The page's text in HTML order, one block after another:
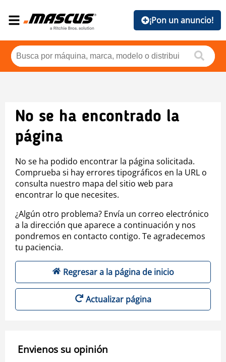
¡Pon un anuncio!
No se ha encontrado la
página
No se ha podido encontrar la página solicitada.
Comprueba si hay errores tipográficos en la URL o
consulta nuestro mapa del sitio web para
encontrar lo que necesites.
¿Algún otro problema? Envía un correo electrónico
a la dirección que aparece a continuación y nos
pondremos en contacto contigo. Te agradecemos
tu paciencia.
Regresar a la página de inicio
Actualizar página
Envienos su opinión